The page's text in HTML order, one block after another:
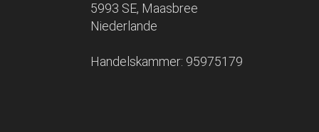
5993 SE, Maasbree
Niederlande
Handelskammer: 95975179